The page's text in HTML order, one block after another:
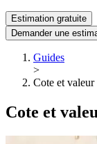
Estimation gratuite
Demander une
Guides
>
Cote et valeur
Cote et